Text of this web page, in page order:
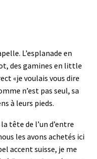
L’esplanade en
des gamines en little
«je voulais vous dire
n’est pas seul, sa
à leurs pieds.
tête de l’un d’entre
les avons achetés ici
accent suisse, je me